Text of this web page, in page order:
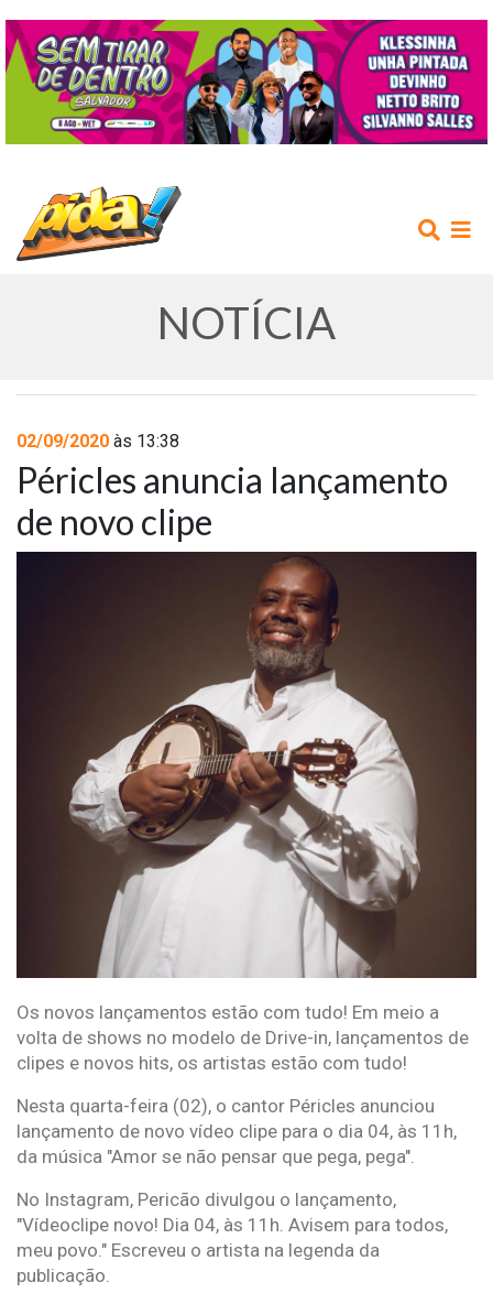
AGENDA
VÍDEOS
PROMOÇÕES
CONTATO
NOTÍCIA
02/09/2020 às 13:38
Péricles anuncia lançamento
de novo clipe
Os novos lançamentos estão com tudo! Em meio a
volta de shows no modelo de Drive-in, lançamentos de
clipes e novos hits, os artistas estão com tudo!
Nesta quarta-feira (02), o cantor Péricles anunciou
lançamento de novo vídeo clipe para o dia 04, às 11h,
da música "Amor se não pensar que pega, pega".
No Instagram, Pericão divulgou o lançamento,
"Vídeoclipe novo! Dia 04, às 11h. Avisem para todos,
meu povo." Escreveu o artista na legenda da
publicação.